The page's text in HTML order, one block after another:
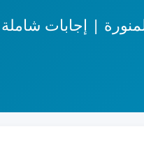
| إجابات شاملة